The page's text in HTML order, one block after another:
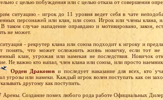
с целью побуждения или с целью отказа от совершения
ситуацию - игрок до 11 уровня ведет себя в чате
персонажей или клан, или союз. Игрок или члены клана,
таком случае нападение оправдано и мотивировано, закон,
не может.
- рекрутер клана или союза подходит к игроку и
понять, что может осложнить жизнь новичку, если тот
клан, угрожая или намекая не последствия. Новичок
Не важно кто напал, член клана или союза, или просто
Орден Драконови последует наказание для всех, кто
угрозы или намеки. Каждый игрок волен поступать как он
другому как поступить.
Арены. Создание помех любого рода работе Официальных